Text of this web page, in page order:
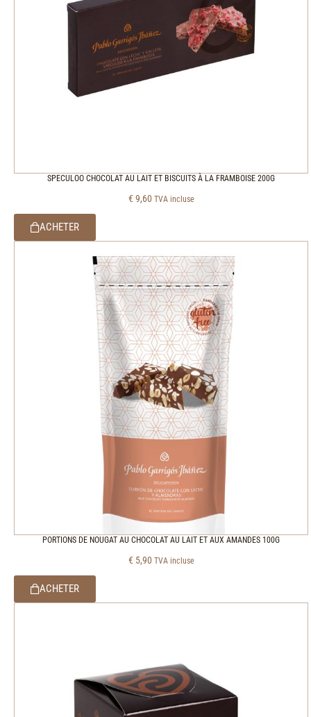
SPECULOO CHOCOLAT AU LAIT ET BISCUITS À LA FRAMBOISE 200G
€ 9,60 TVA incluse
ACHETER
PORTIONS DE NOUGAT AU CHOCOLAT AU LAIT ET AUX AMANDES 100G
€ 5,90 TVA incluse
ACHETER